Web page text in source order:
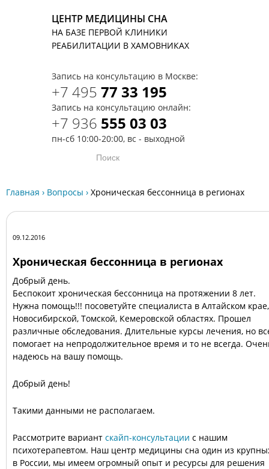
ЦЕНТР МЕДИЦИНЫ СНА
НА БАЗЕ ПЕРВОЙ КЛИНИКИ
РЕАБИЛИТАЦИИ В ХАМОВНИКАХ
Запись на консультацию в Москве:
+7 495 77 33 195
Запись на консультацию онлайн:
+7 936 555 03 03
пн-сб 10:00-20:00, вс - выходной
Главная › Вопросы › Хроническая бессонница в регионах
09.12.2016
Хроническая бессонница в регионах
Добрый день.
Беспокоит хроническая бессонница на протяжении 8 лет.
Нужна помощь!!! посоветуйте специалиста в Алтайском крае,
Новосибирской, Томской, Кемеровской областях. Прошел
различные обследования. Длительные курсы лечения, но
помогает на непродолжительное время и то не всегда.
надеюсь на вашу помощь.
Добрый день!
Такими данными не располагаем.
Рассмотрите вариант скайп-консультации с нашим
психотерапевтом. Наш центр медицины сна один из
в России, мы имеем огромный опыт и ресурсы для решения